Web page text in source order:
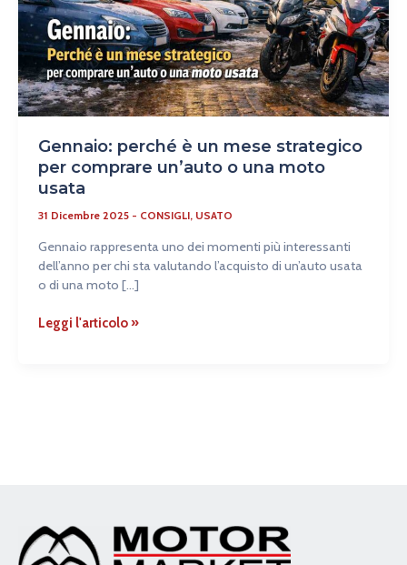
Gennaio: perché è un mese strategico
per comprare un’auto o una moto
usata
31 Dicembre 2025 - CONSIGLI, USATO
Gennaio rappresenta uno dei momenti più interessanti
dell’anno per chi sta valutando l’acquisto di un’auto usata
o di una moto […]
comprare
un’auto
o
una
moto
usata
Leggi l'articolo »